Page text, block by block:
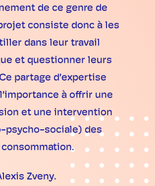
de ce genre de
consiste donc à les
dans leur travail
et questionner leurs
partage d’expertise
à offrir une
et une intervention
psycho-sociale) des
Zveny.